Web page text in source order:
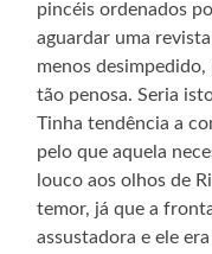
pincéis ordenados
aguardar uma
menos
tão penosa. Seria
Tinha tendência a
pelo que aquela
louco aos olhos de
temor, já que a
assustadora e ele